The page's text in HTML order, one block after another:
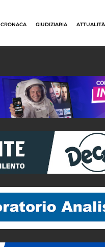
CRONACA GIUDIZIARIA ATTUALITÀ